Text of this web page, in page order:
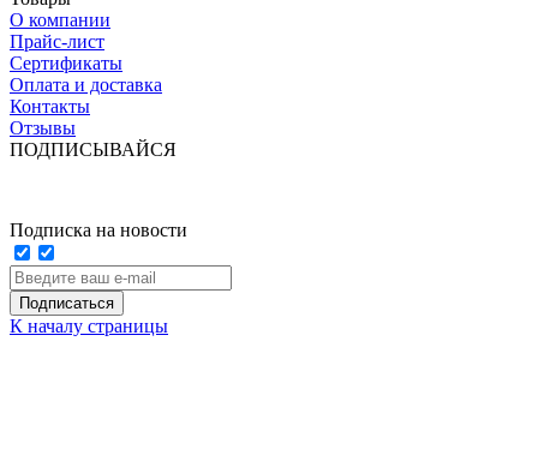
О компании
Прайс-лист
Сертификаты
Оплата и доставка
Контакты
Отзывы
ПОДПИСЫВАЙСЯ
Подписка на новости
Подписаться
К началу страницы